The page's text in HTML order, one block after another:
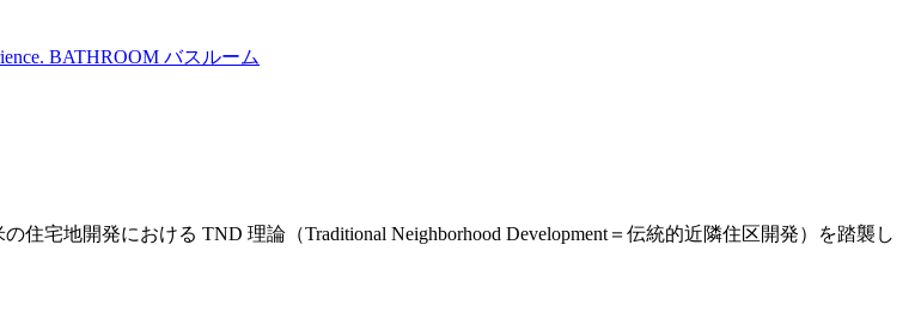
BATHROOM バスルーム
宅地開発における TND 理論（Traditional Neighborhood Development＝伝統的近隣住区開発）を踏襲し